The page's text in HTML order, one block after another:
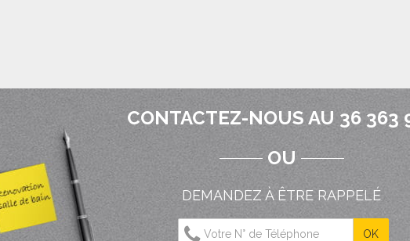
CONTACTEZ-NOUS AU 36 363
OU
DEMANDEZ À ÊTRE RAPPELÉ